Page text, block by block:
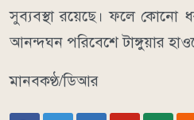
সুব্যবস্থা রয়েছে। ফলে কোনো
আনন্দঘন পরিবেশে টাঙ্গুয়ার
মানবকণ্ঠ/ডিআর